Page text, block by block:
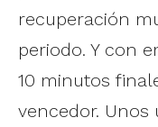
recuperación
periodo. Y con
10 minutos
vencedor.